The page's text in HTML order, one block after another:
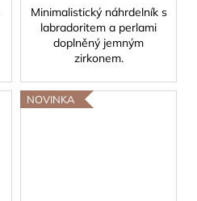
Minimalistický náhrdelník s
labradoritem a perlami
doplněný jemným
zirkonem.
NOVINKA